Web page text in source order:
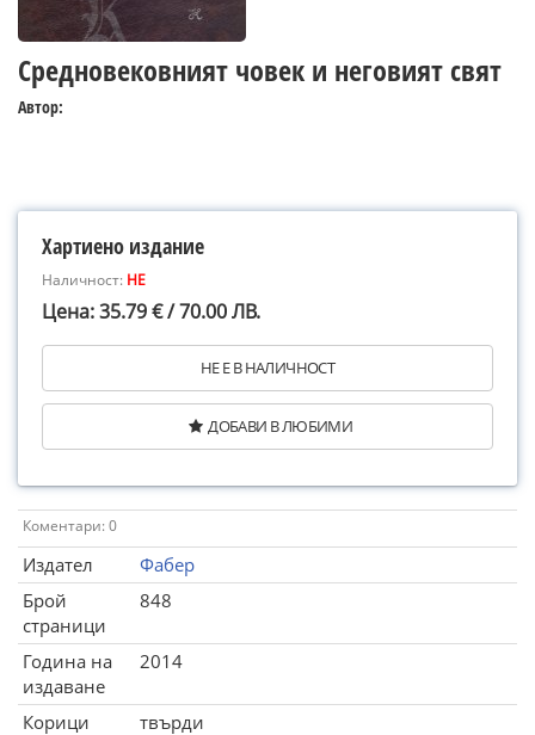
Средновековният човек и неговият свят
Автор:
Хартиено издание
Наличност: НЕ
Цена: 35.79 € / 70.00 ЛВ.
НЕ Е В НАЛИЧНОСТ
ДОБАВИ В ЛЮБИМИ
Коментари: 0
Издател
Фабер
Брой
страници
848
Година на
издаване
2014
Корици
твърди